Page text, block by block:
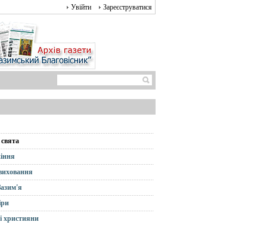
Увійти Зареєструватися
християни